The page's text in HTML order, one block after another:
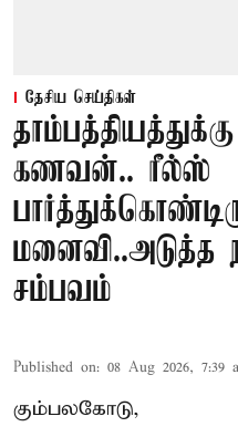
தேசிய செய்திகள்
கணவன்.. ரீல்ஸ்
மனைவி..அடுத்த
சம்பவம்
Published on: 08 Aug 2026, 7:39
கும்பலகோடு,